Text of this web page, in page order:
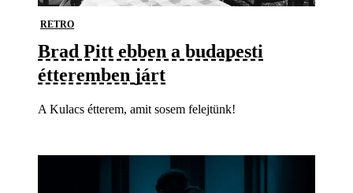
RETRO
Brad Pitt ebben a budapesti
étteremben járt
A Kulacs étterem, amit sosem felejtünk!